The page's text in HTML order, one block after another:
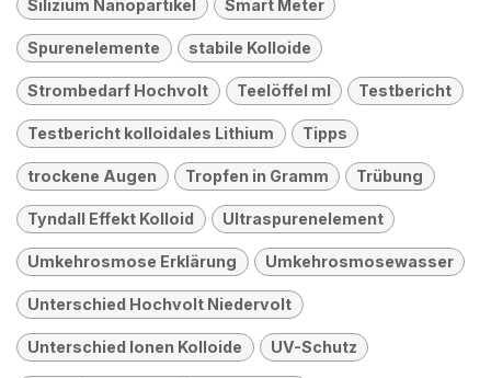
Silizium Nanopartikel Smart Meter
Spurenelemente stabile Kolloide
Strombedarf Hochvolt Teelöffel ml Testbericht
Testbericht kolloidales Lithium Tipps
trockene Augen Tropfen in Gramm Trübung
Tyndall Effekt Kolloid Ultraspurenelement
Umkehrosmose Erklärung Umkehrosmosewasser
Unterschied Hochvolt Niedervolt
Unterschied Ionen Kolloide UV-Schutz